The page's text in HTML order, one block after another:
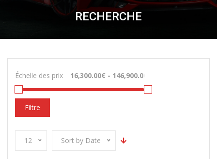
RECHERCHE
Échelle des prix
Filtre
12 Sort by Date